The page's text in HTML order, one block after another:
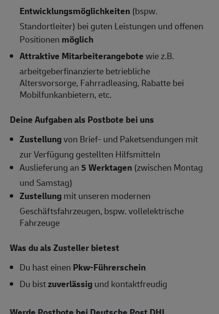
Entwicklungsmöglichkeiten (bspw.
Standortleiter) bei guten Leistungen und offenen
Positionen möglich
Attraktive Mitarbeiterangebotewie z.B.
arbeitgeberfinanzierte betriebliche
Altersvorsorge, Fahrradleasing, Rabatte bei
Mobilfunkanbietern, etc.
Deine Aufgaben als Postbote bei uns
Zustellungvon Brief- und Paketsendungen mit
zur Verfügung gestellten Hilfsmitteln
Auslieferung an5 Werktagen (zwischen Montag
und Samstag)
Zustellungmit unseren modernen
Geschäftsfahrzeugen, bspw. vollelektrische
Fahrzeuge
Was du als Zusteller bietest
Du hast einen Pkw-Führerschein
Du bistzuverlässigund kontaktfreudig